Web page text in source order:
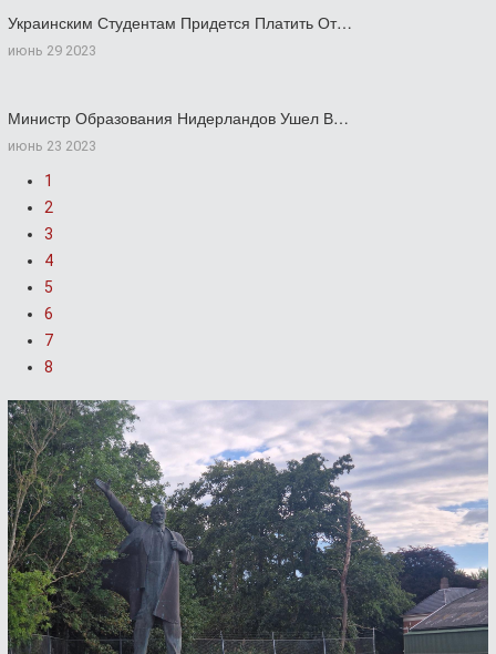
Украинским Студентам Придется Платить От…
июнь 29 2023
Министр Образования Нидерландов Ушел В…
июнь 23 2023
1
2
3
4
5
6
7
8